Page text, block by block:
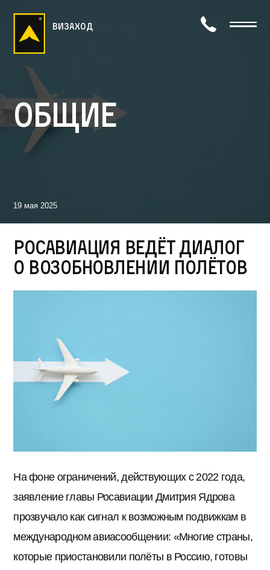
визаход
Общие
19 мая 2025
Росавиация ведёт диалог
о возобновлении полётов
На фоне ограничений, действующих с 2022 года,
заявление главы Росавиации Дмитрия Ядрова
прозвучало как сигнал к возможным подвижкам в
международном авиасообщении: «Многие страны,
которые приостановили полёты в Россию, готовы